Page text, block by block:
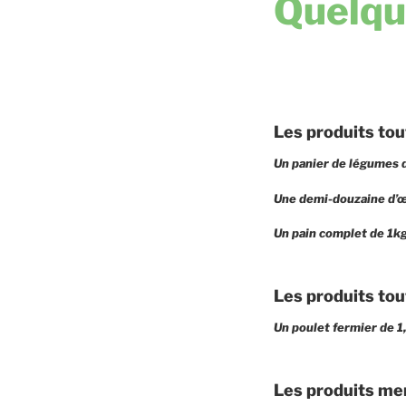
Les produits
Un panier de légumes
Une demi-douzaine
Un pain complet de
Les produits
Un poulet fermier de
Les produits